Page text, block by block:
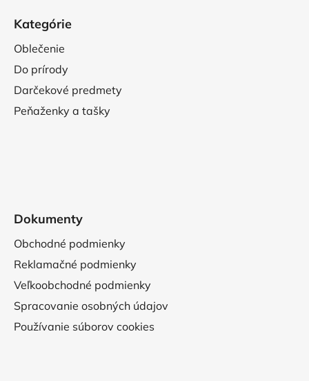
Kategórie
Oblečenie
Do prírody
Darčekové predmety
Peňaženky a tašky
Dokumenty
Obchodné podmienky
Reklamačné podmienky
Veľkoobchodné podmienky
Spracovanie osobných údajov
Používanie súborov cookies